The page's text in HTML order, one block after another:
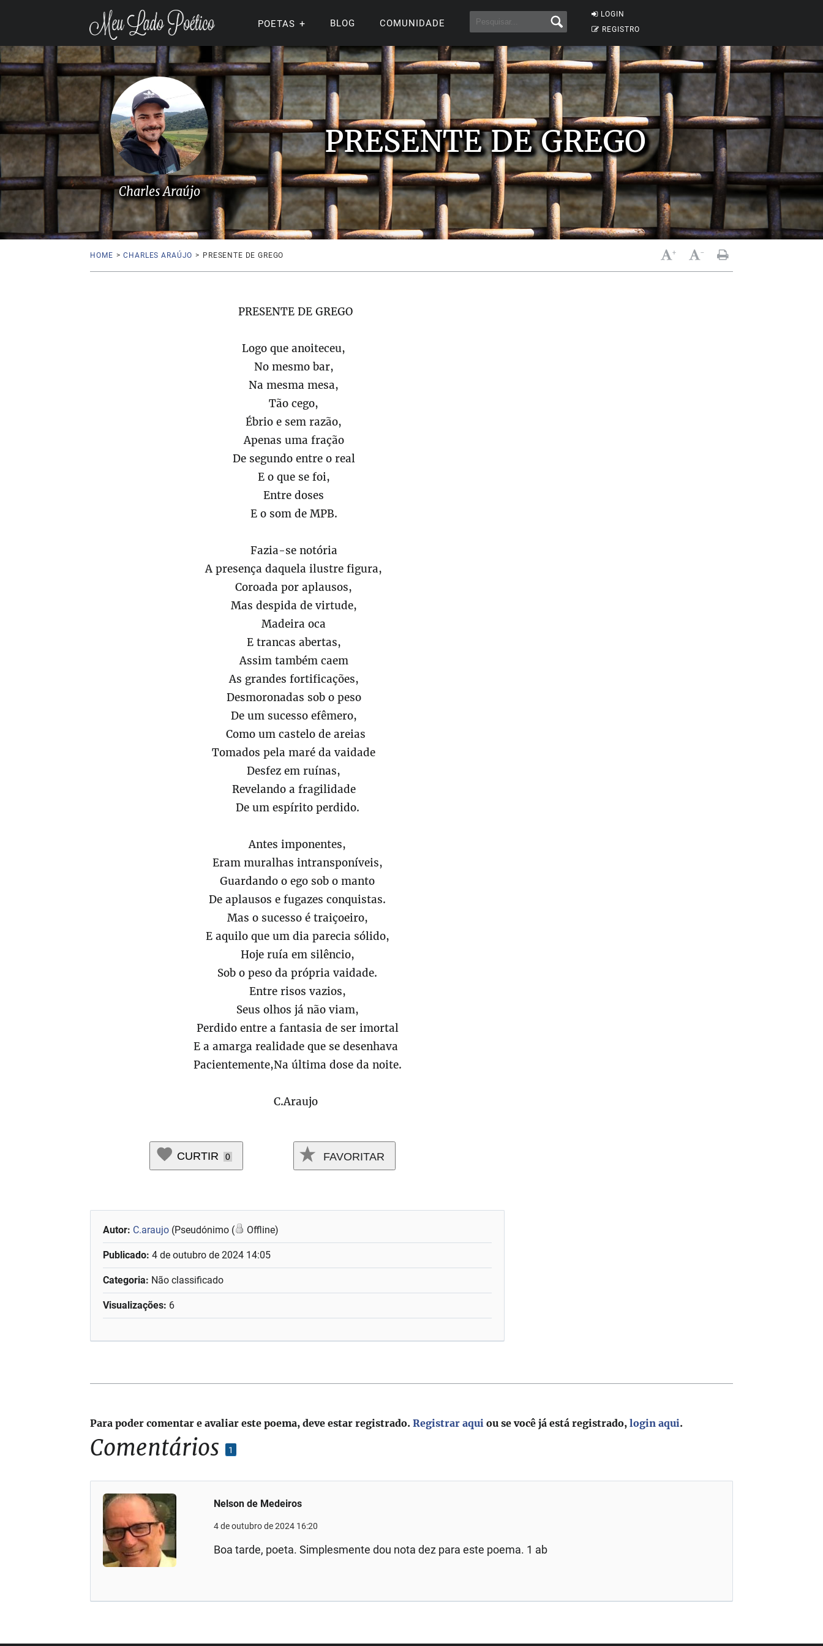
LOGIN
REGISTRO
POETAS BLOG COMUNIDADE
PRESENTE DE GREGO
Charles Araújo
HOME > CHARLES ARAÚJO > PRESENTE DE GREGO + -
PRESENTE DE GREGO
Logo que anoiteceu,
No mesmo bar,
Na mesma mesa,
Tão cego,
Ébrio e sem razão,
Apenas uma fração
De segundo entre o real
E o que se foi,
Entre doses
E o som de MPB.
Fazia-se notória
A presença daquela ilustre figura,
Coroada por aplausos,
Mas despida de virtude,
Madeira oca
E trancas abertas,
Assim também caem
As grandes fortificações,
Desmoronadas sob o peso
De um sucesso efêmero,
Como um castelo de areias
Tomados pela maré da vaidade
Desfez em ruínas,
Revelando a fragilidade
De um espírito perdido.
Antes imponentes,
Eram muralhas intransponíveis,
Guardando o ego sob o manto
De aplausos e fugazes conquistas.
Mas o sucesso é traiçoeiro,
E aquilo que um dia parecia sólido,
Hoje ruía em silêncio,
Sob o peso da própria vaidade.
Entre risos vazios,
Seus olhos já não viam,
Perdido entre a fantasia de ser imortal
E a amarga realidade que se desenhava
Pacientemente,Na última dose da noite.
C.Araujo
CURTIR 0 FAVORITAR
Autor: C.araujo (Pseudónimo ( Offline)
Publicado:4 de outubro de 2024 14:05
Categoria: Não classificado
Visualizações: 6
Comentários 1
Nelson de Medeiros
4 de outubro de 2024 16:20
Boa tarde, poeta. Simplesmente dou nota dez para este poema. 1 ab
Para poder comentar e avaliar este poema, deve estar registrado.Registrar aqui ou se você já está registrado,login aqui.